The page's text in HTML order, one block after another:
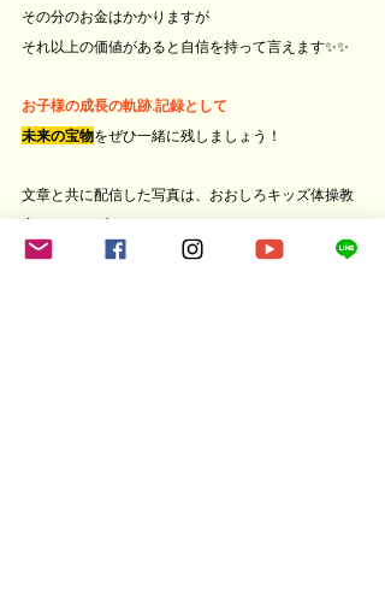
その分のお金はかかりますが
それ以上の価値があると自信を持って言えます✨✨
お子様の成長の軌跡.記録として
未来の宝物をぜひ一緒に残しましょう！
文章と共に配信した写真は、おおしろキッズ体操教
室のキャンプにて
まおさんが撮影してくださった素敵な写真の一つで